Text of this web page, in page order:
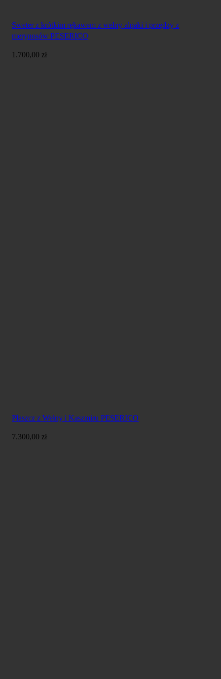
Sweter z krótkim rękawem z wełny alpaki i przędzy z
merynosów PESERICO
1.700,00 zł
Płaszcz z Wełny i Kaszmiru PESERICO
7.300,00 zł